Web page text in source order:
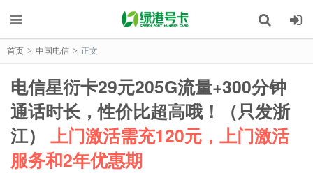
首页 > 中国电信 > 正文
电信星衍卡29元205G流量+300分钟
通话时长，性价比超高哦！（只发浙
江） 上门激活需充120元，上门激活
服务和2年优惠期